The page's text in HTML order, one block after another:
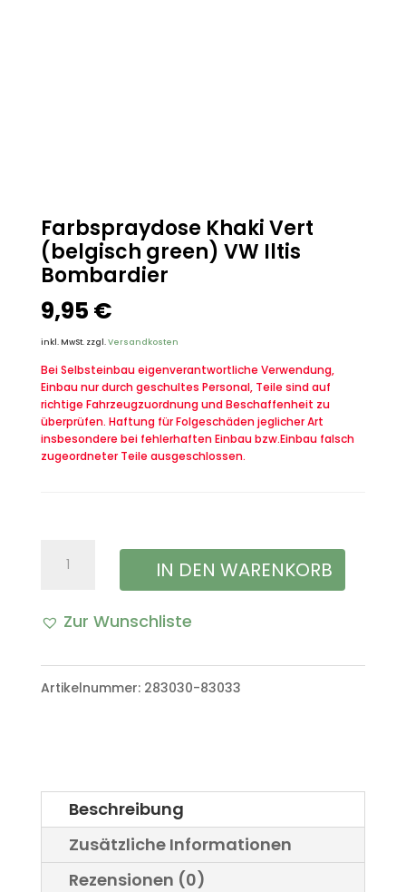
Farbspraydose Khaki Vert
(belgisch green) VW Iltis
Bombardier
9,95 €
inkl. MwSt. zzgl.Versandkosten
Bei Selbsteinbau eigenverantwortliche Verwendung,
Einbau nur durch geschultes Personal, Teile sind auf
richtige Fahrzeugzuordnung und Beschaffenheit zu
überprüfen. Haftung für Folgeschäden jeglicher Art
insbesondere bei fehlerhaften Einbau bzw.Einbau falsch
zugeordneter Teile ausgeschlossen.
Farbspraydose
Vert
green)
Bombardier
Menge
IN DEN WARENKORB
Zur Wunschliste
l
r
n
Artikelnummer: 283030-83033
Beschreibung
Zusätzliche Informationen
Rezensionen (0)